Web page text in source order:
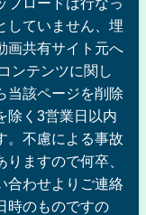
プロードは行なっ
していません、埋
画共有サイト元へ
ンテンツに関し
当該ページを削除
除く3営業日以内
。不慮による事故
ますので何卒、
合わせよりご連絡
時のものですの